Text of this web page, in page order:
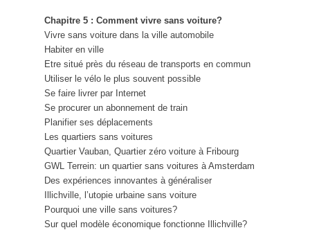
Chapitre 5 : Comment vivre sans voiture?
Vivre sans voiture dans la ville automobile
Habiter en ville
Etre situé près du réseau de transports en commun
Utiliser le vélo le plus souvent possible
Se faire livrer par Internet
Se procurer un abonnement de train
Planifier ses déplacements
Les quartiers sans voitures
Quartier Vauban, Quartier zéro voiture à Fribourg
GWL Terrein: un quartier sans voitures à Amsterdam
Des expériences innovantes à généraliser
Illichville, l’utopie urbaine sans voiture
Pourquoi une ville sans voitures?
Sur quel modèle économique fonctionne Illichville?